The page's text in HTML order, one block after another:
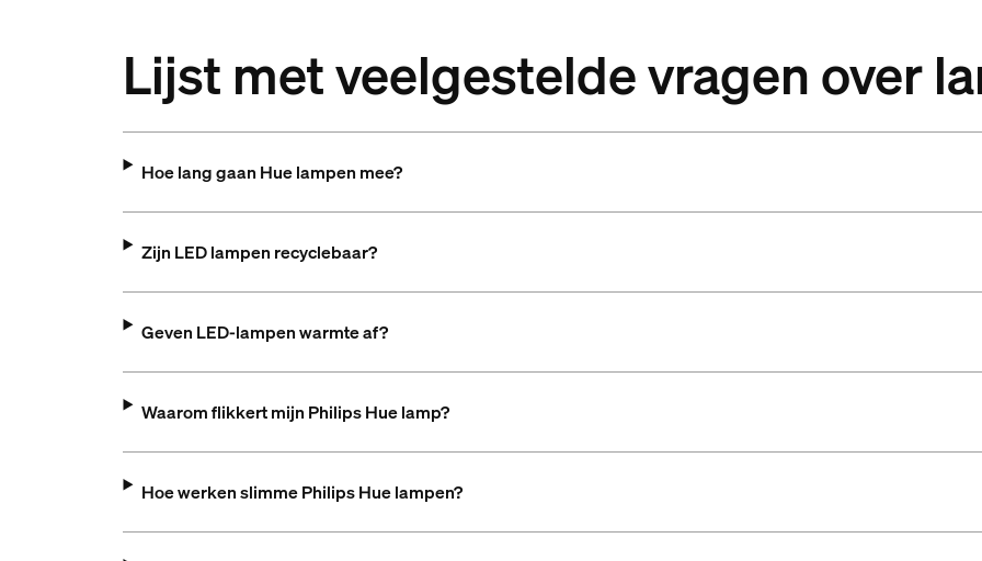
Lijst met veelgestelde vragen over
Hoe lang gaan Hue lampen mee?
Zijn LED lampen recyclebaar?
Geven LED-lampen warmte af?
Waarom flikkert mijn Philips Hue lamp?
Hoe werken slimme Philips Hue lampen?